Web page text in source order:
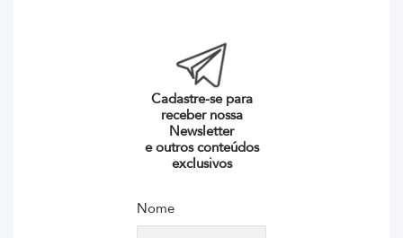
Cadastre-se para
receber nossa
Newsletter
e outros conteúdos
exclusivos
Nome